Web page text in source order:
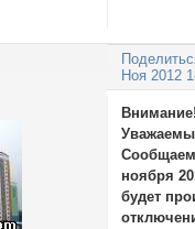
Ноя 2012
Внимание!
ноября
будет